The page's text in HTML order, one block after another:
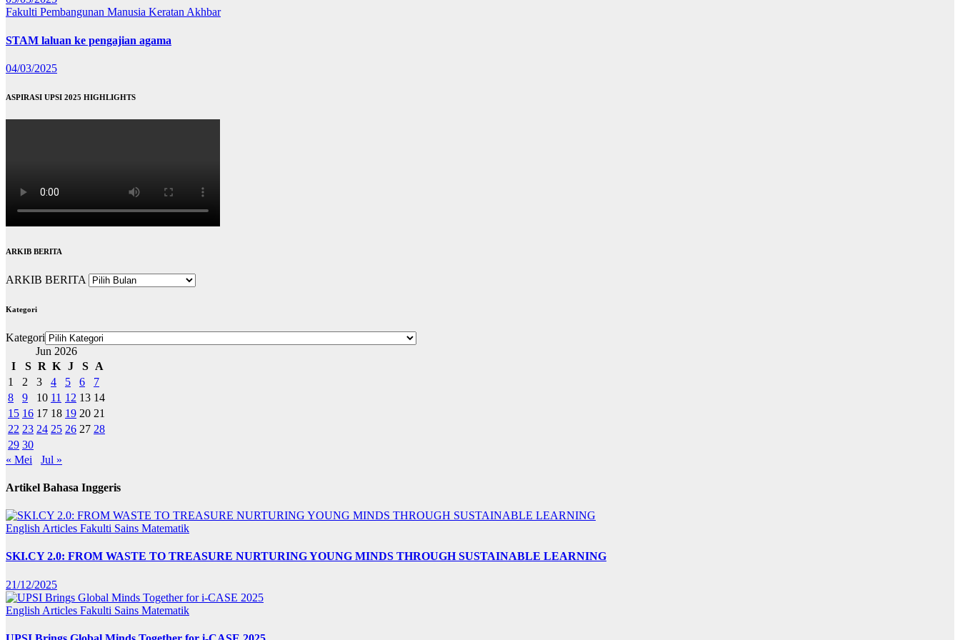
Fakulti Pembangunan Manusia Keratan Akhbar
STAM laluan ke pengajian agama
04/03/2025
ASPIRASI UPSI 2025 HIGHLIGHTS
ARKIB BERITA
ARKIB BERITA
Kategori
Kategori
Jun 2026
I
S R K J S
A
1
2 3 4 5 6
7
8
9 10 11 12 13 14
15 16 17 18 19 20 21
22 23 24 25 26 27 28
29 30
« Mei
Jul »
Artikel Bahasa Inggeris
English Articles Fakulti Sains Matematik
SKI.CY 2.0: FROM WASTE TO TREASURE NURTURING YOUNG MINDS THROUGH SUSTAINABLE LEARNING
21/12/2025
English Articles Fakulti Sains Matematik